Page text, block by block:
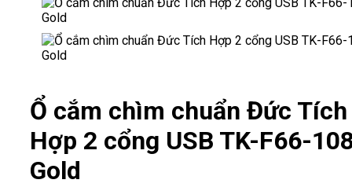
Ổ cắm chìm chuẩn Đức Tích
Hợp 2 cổng USB TK-F66-
Gold